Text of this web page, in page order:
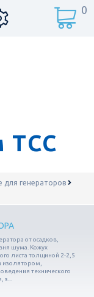
ТСС
0
для генераторов
от осадков,
шума. Кожух
листа толщиной 2-2,5
изолятором,
технического
з...